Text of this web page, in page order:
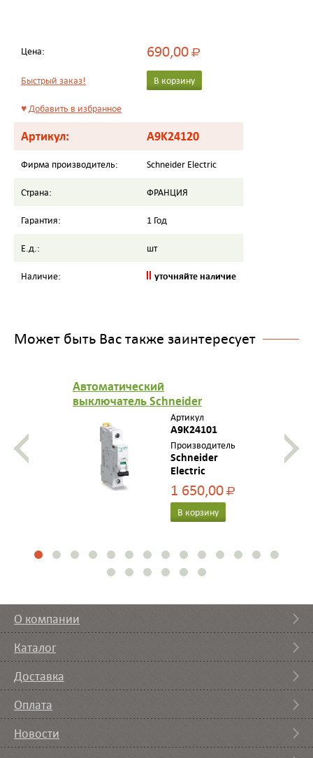
Цена: 690,00Р
Быстрый заказ! В корзину
♥Добавить в избранное
Артикул: A9K24120
Фирма производитель: Schneider Electric
Страна: ФРАНЦИЯ
Гарантия: 1 Год
Е.д.: шт
Наличие: уточняйте наличие
Может быть Вас также заинтересует
Автоматический
выключатель Schneider
Electric (Автомат Шнайдер
Электрик) iK60 1П 1A C
Артикул
A9K24101
Производитель
Schneider
Electric
1 650,00Р
В корзину
О компании
Каталог
Доставка
Оплата
Новости